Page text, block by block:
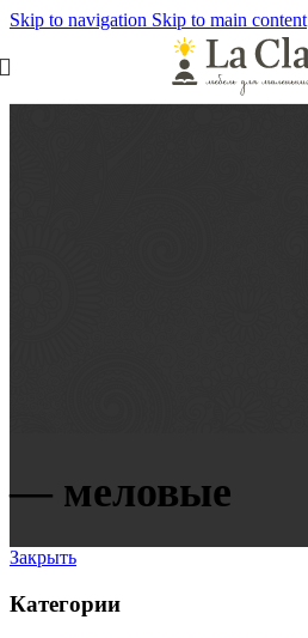
Skip to navigation Skip to main content
— меловые
Закрыть
Категории